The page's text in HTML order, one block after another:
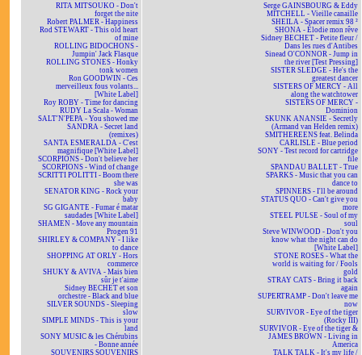
RITA MITSOUKO - Don't
forget the nite
Robert PALMER - Happiness
Rod STEWART - This old heart
of mine
ROLLING BIDOCHONS -
Jumpin' Jack Flasque
ROLLING STONES - Honky
tonk women
Ron GOODWIN - Ces
merveilleux fous volants...
[White Label]
Roy ROBY - Time for dancing
RUDY La Scala - Woman
SALT'N'PEPA - You showed me
SANDRA - Secret land
(remixes)
SANTA ESMERALDA - C'est
magnifique [White Label]
SCORPIONS - Don't believe her
SCORPIONS - Wind of change
SCRITTI POLITTI - Boom there
she was
SENATOR KING - Rock your
baby
SG GIGANTE - Fumar é matar
saudades [White Label]
SHAMEN - Move any mountain
Progen 91
SHIRLEY & COMPANY - I like
to dance
SHOPPING AT ORLY - Hors
commerce
SHUKY & AVIVA - Mais bien
sûr je t'aime
Sidney BECHET et son
orchestre - Black and blue
SILVER SOUNDS - Sleeping
slow
SIMPLE MINDS - This is your
land
SONY MUSIC & les Chérubins
- Bonne année
SOUVENIRS SOUVENIRS
Serge GAINSBOURG & Eddy
MITCHELL - Vieille canaille
SHEILA - Spacer remix 98 ²
SHONA - Elodie mon rêve
Sidney BECHET - Petite fleur /
Dans les rues d'Antibes
Sinead O'CONNOR - Jump in
the river [Test Pressing]
SISTER SLEDGE - He's the
greatest dancer
SISTERS OF MERCY - All
along the watchtower
SISTERS OF MERCY -
Dominion
SKUNK ANANSIE - Secretly
(Armand van Helden remix)
SMITHEREENS feat. Belinda
CARLISLE - Blue period
SONY - Test record for cartridge
file
SPANDAU BALLET - True
SPARKS - Music that you can
dance to
SPINNERS - I'll be around
STATUS QUO - Can't give you
more
STEEL PULSE - Soul of my
soul
Steve WINWOOD - Don't you
know what the night can do
[White Label]
STONE ROSES - What the
world is waiting for / Fools
gold
STRAY CATS - Bring it back
again
SUPERTRAMP - Don't leave me
now
SURVIVOR - Eye of the tiger
(Rocky III)
SURVIVOR - Eye of the tiger &
JAMES BROWN - Living in
America
TALK TALK - It's my life /